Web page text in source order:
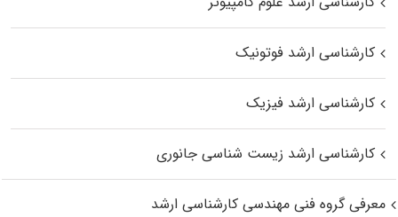
کارشناسی ارشد فوتونیک
کارشناسی ارشد فیزیک
کارشناسی ارشد زیست‌ شناسی جانوری
معرفی گروه فنی مهندسی کارشناسی ارشد